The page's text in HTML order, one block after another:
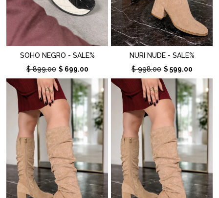
SOHO NEGRO - SALE%
$ 899.00 $ 699.00
NURI NUDE - SALE%
$ 998.00 $ 599.00